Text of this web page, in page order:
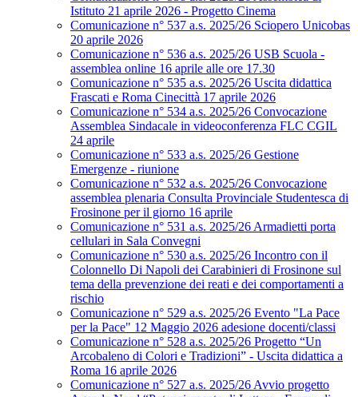
Istituto 21 aprile 2026 - Progetto Cinema
Comunicazione n° 537 a.s. 2025/26 Sciopero Unicobas
20 aprile 2026
Comunicazione n° 536 a.s. 2025/26 USB Scuola -
assemblea online 16 aprile alle ore 17.30
Comunicazione n° 535 a.s. 2025/26 Uscita didattica
Frascati e Roma Cinecittà 17 aprile 2026
Comunicazione n° 534 a.s. 2025/26 Convocazione
Assemblea Sindacale in videoconferenza FLC CGIL
24 aprile
Comunicazione n° 533 a.s. 2025/26 Gestione
Emergenze - riunione
Comunicazione n° 532 a.s. 2025/26 Convocazione
assemblea plenaria Consulta Provinciale Studentesca di
Frosinone per il giorno 16 aprile
Comunicazione n° 531 a.s. 2025/26 Armadietti porta
cellulari in Sala Convegni
Comunicazione n° 530 a.s. 2025/26 Incontro con il
Colonnello Di Napoli dei Carabinieri di Frosinone sul
tema della prevenzione dei reati e dei comportamenti a
rischio
Comunicazione n° 529 a.s. 2025/26 Evento "La Pace
per la Pace" 12 Maggio 2026 adesione docenti/classi
Comunicazione n° 528 a.s. 2025/26 Progetto “Un
Arcobaleno di Colori e Tradizioni” - Uscita didattica a
Roma 16 aprile 2026
Comunicazione n° 527 a.s. 2025/26 Avvio progetto